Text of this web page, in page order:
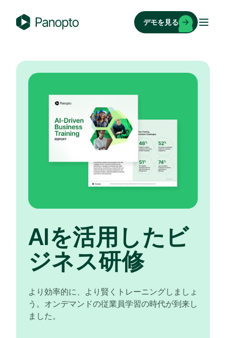
n
デモを見る
AIを活用したビ
ジネス研修
より効率的に、より賢くトレーニングしましょ
う。オンデマンドの従業員学習の時代が到来し
ました。